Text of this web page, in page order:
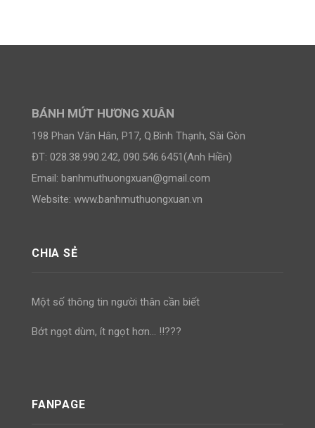
BÁNH MỨT HƯƠNG XUÂN
198 Phan Văn Hân, P17, Q.Bình Thạnh, Sài Gòn
ĐT: 028.38.990.242, 090.546.6451(Anh Hiền)
Email: banhmuthuongxuan@gmail.com
Website: www.banhmuthuongxuan.vn
CHIA SẺ
Một số thông tin người thân cần biết
Bớt ngọt dùm, ít ngọt hơn… !!???
FANPAGE